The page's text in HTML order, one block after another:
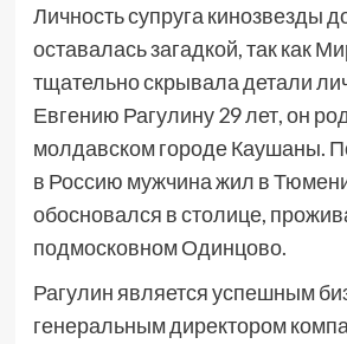
Личность супруга кинозвезды
оставалась загадкой, так как
тщательно скрывала детали
Евгению Рагулину 29 лет, он
молдавском городе Каушаны.
в Россию мужчина жил в
обосновался в столице,
подмосковном Одинцово.
Рагулин является успешным
генеральным директором